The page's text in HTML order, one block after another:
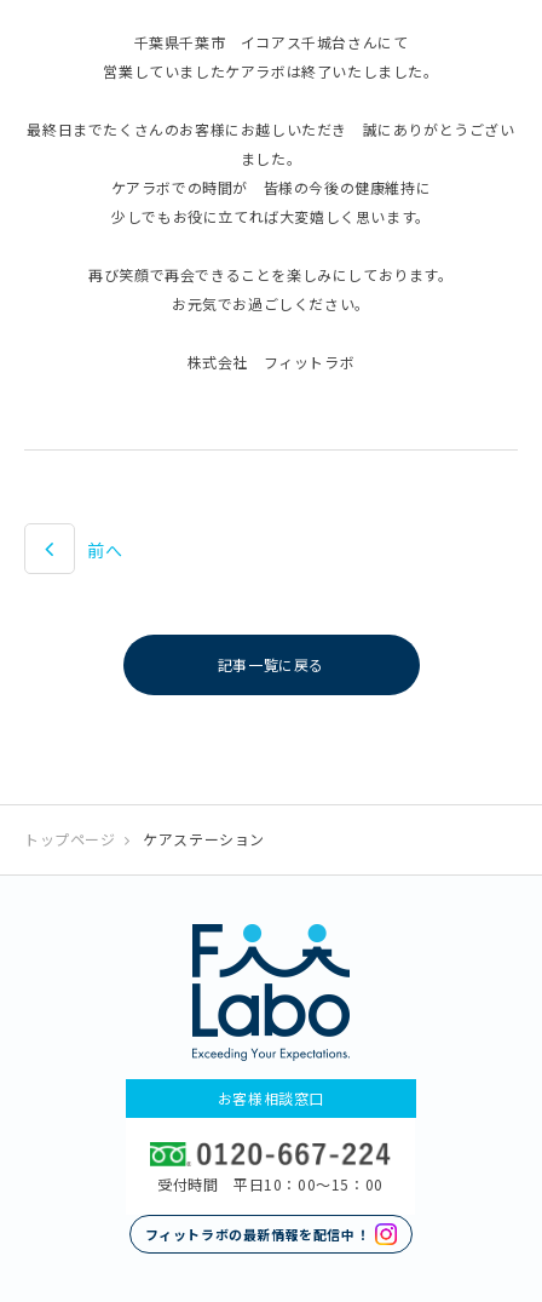
千葉県千葉市 イコアス千城台さんにて
営業していましたケアラボは終了いたしました。
最終日までたくさんのお客様にお越しいただき 誠にありがとうござい
ました。
ケアラボでの時間が 皆様の今後の健康維持に
少しでもお役に立てれば大変嬉しく思います。
再び笑顔で再会できることを楽しみにしております。
お元気でお過ごしください。
株式会社 フィットラボ
前へ
記事一覧に戻る
トップページ ケアステーション
お客様相談窓口
受付時間 平日10：00〜15：00
フィットラボの最新情報を配信中！